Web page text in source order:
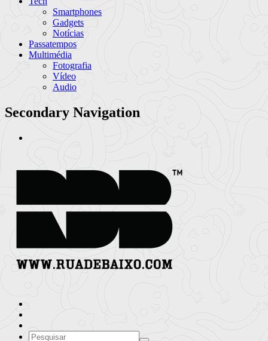
Smartphones
Gadgets
Notícias
Passatempos
Multimédia
Fotografia
Vídeo
Audio
Secondary Navigation